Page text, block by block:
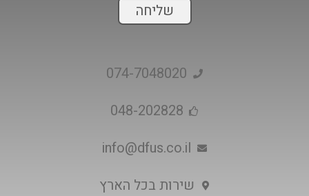
שליחה
074-7048020
048-202828
info@dfus.co.il
שירות בכל הארץ